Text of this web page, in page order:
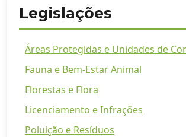
Legislações
Áreas Protegidas e Unidades de
Fauna e Bem-Estar Animal
Florestas e Flora
Licenciamento e Infrações
Poluição e Resíduos